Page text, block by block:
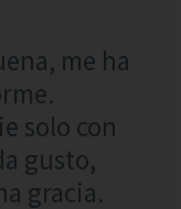
me ha
solo con
gusto,
gracia.